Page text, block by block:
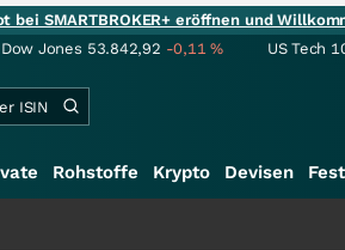
bei SMARTBROKER+ eröffnen und
Dow Jones 53.842,92 -0,11% US Tech
Rohstoffe Krypto Devisen